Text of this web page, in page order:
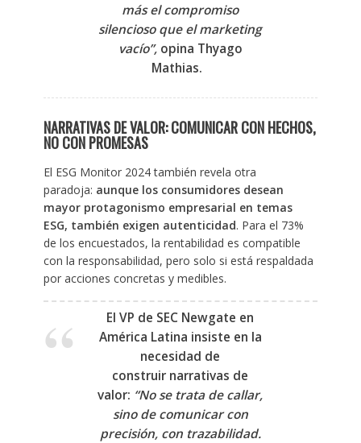
más el compromiso
silencioso que el marketing
vacío”, opina Thyago
Mathias. ​
NARRATIVAS DE VALOR: COMUNICAR CON HECHOS,
NO CON PROMESAS
El ESG Monitor 2024 también revela otra
paradoja: aunque los consumidores desean
mayor protagonismo empresarial en temas
ESG, también exigen autenticidad. Para el 73%
de los encuestados, la rentabilidad es compatible
con la responsabilidad, pero solo si está respaldada
por acciones concretas y medibles.
El VP de SEC Newgate en
América Latina insiste en la
necesidad de
construir narrativas de
valor: “No se trata de callar,
sino de comunicar con
precisión, con trazabilidad.